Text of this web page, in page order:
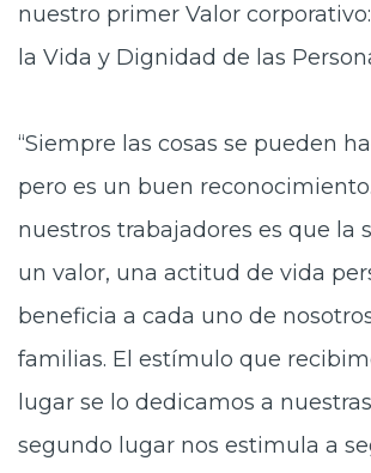
nuestro primer Valor
la Vida y Dignidad de las
“Siempre las cosas se pueden
pero es un buen
nuestros trabajadores es que la
un valor, una actitud de vida
beneficia a cada uno de
familias. El estímulo que
lugar se lo dedicamos a
segundo lugar nos estimula a